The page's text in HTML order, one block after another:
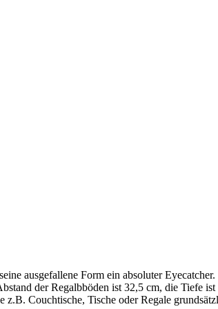
ausgefallene Form ein absoluter
der Regalbböden ist 32,5 cm, die Tiefe
Couchtische, Tische oder Regale